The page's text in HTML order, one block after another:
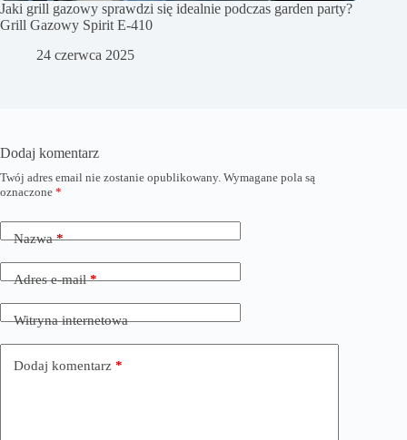
Jaki grill gazowy sprawdzi się idealnie podczas garden party?
Grill Gazowy Spirit E-410
24 czerwca 2025
Dodaj komentarz
Twój adres email nie zostanie opublikowany. Wymagane pola są
oznaczone *
Nazwa*
Adres e-mail*
Witryna internetowa
Dodaj komentarz *